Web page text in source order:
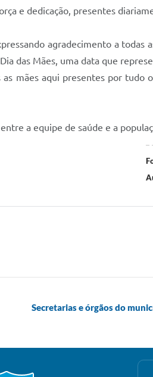
e dedicação, presentes
agradecimento a todas
das Mães, uma data que
mães aqui presentes por tudo
a equipe de saúde e a
Secretarias e órgãos do